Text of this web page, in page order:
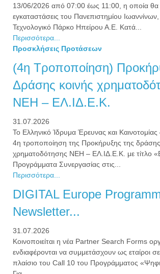
13/06/2026 από 07:00 έως 11:00, η οποία θα
εγκαταστάσεις του Πανεπιστημίου
Τεχνολογικό Πάρκο Ηπείρου Α.Ε. Κατά...
Περισσότερα...
Προσκλήσεις Προτάσεων
(4η Τροποποίηση)
Δράσης κοινής
NEH – ΕΛ.ΙΔ.Ε.Κ.
31.07.2026
Το Ελληνικό Ίδρυμα Έρευνας και
4η τροποποίηση της Προκήρυξης της δράσης
χρηματοδότησης NEH – ΕΛ.ΙΔ.Ε.Κ. με τίτλο
Προγράμματα Συνεργασίας στις...
Περισσότερα...
DIGITAL Europe
Newsletter...
31.07.2026
Κοινοποιείται η νέα Partner Search Forms
ενδιαφέρονται να συμμετάσχουν ως εταίροι
πλαίσιο του Call 10 του Προγράμματος